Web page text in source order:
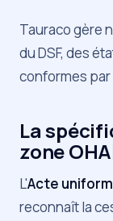
Tauraco gère
du DSF, des
conformes par
La
zone
L'Acte
reconnaît la